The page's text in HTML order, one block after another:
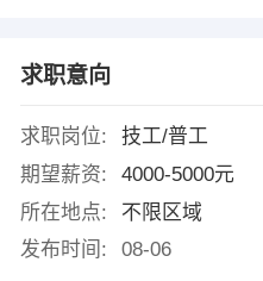
求职意向
求职岗位:
技工/普工
期望薪资:
4000-5000元
所在地点:
不限区域
发布时间:
08-06